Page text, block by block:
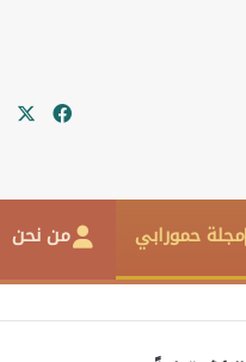
فيسبوك
مجلة حمورابي من نحن